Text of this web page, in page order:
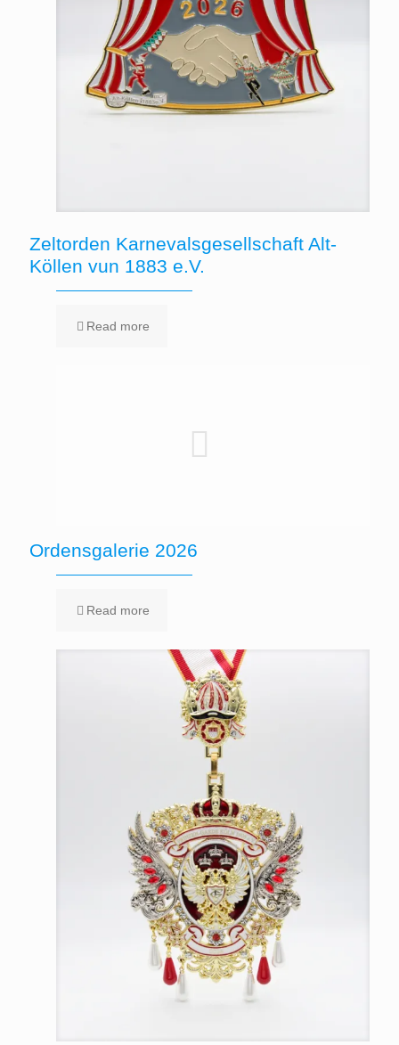
Zeltorden Karnevalsgesellschaft Alt-
Köllen vun 1883 e.V.
Read more
Ordensgalerie 2026
Read more